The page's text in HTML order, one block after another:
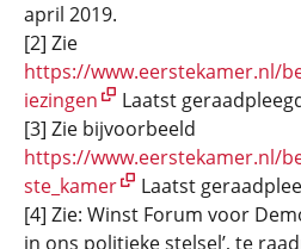
april 2019.
[2] Zie
https://www.eerstekamer.nl/
iezingen
Laatst
[3] Zie bijvoorbeeld
https://www.eerstekamer.nl/
ste_kamer
Laatst
[4] Zie: Winst Forum voor
in ons politieke stelsel’, te